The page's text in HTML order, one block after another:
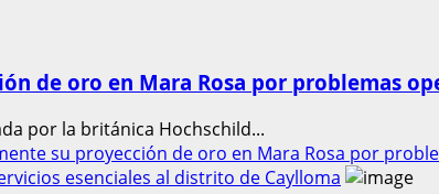
de oro en Mara Rosa por problemas
por la británica Hochschild...
su proyección de oro en Mara Rosa por
esenciales al distrito de Caylloma